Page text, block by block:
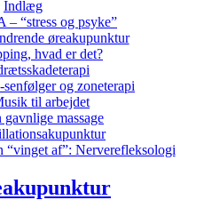
Indlæg
– “stress og psyke”
øreakupunktur
hvad er det?
og zoneterapi
til arbejdet
gavnlige massage
“vinget af”: Nerverefleksologi